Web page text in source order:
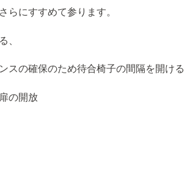
らにすすめて参ります。
、
スの確保のため待合椅子の間隔を開ける
の開放